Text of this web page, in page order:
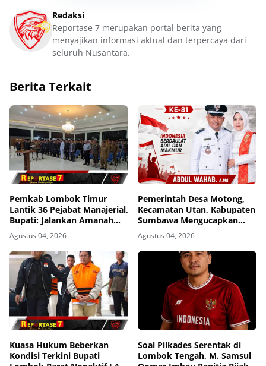
Redaksi
Reportase 7 merupakan portal berita yang
menyajikan informasi aktual dan terpercaya dari
seluruh Nusantara.
Berita Terkait
Pemkab Lombok Timur
Lantik 36 Pejabat Manajerial,
Bupati: Jalankan Amanah
dengan Penuh Tanggung
Jawab
Agustus 04, 2026
Pemerintah Desa Motong,
Kecamatan Utan, Kabupaten
Sumbawa Mengucapkan
Dirgahayu Republik
Indonesia ke-81
Agustus 04, 2026
Kuasa Hukum Beberkan
Kondisi Terkini Bupati
Soal Pilkades Serentak di
Lombok Tengah, M. Samsul